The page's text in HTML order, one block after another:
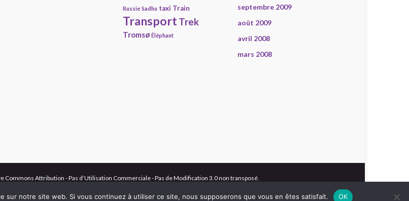
Russie Sadhu taxi Train
Transport Trek
Tromsø Éléphant
septembre 2009
août 2009
avril 2008
mars 2008
Commons Attribution - Pas d’Utilisation Commerciale - Pas de Modification 3.0 non transposé
sur notre site web. Si vous continuez à utiliser ce site, nous supposerons que vous en êtes satisfait. OK